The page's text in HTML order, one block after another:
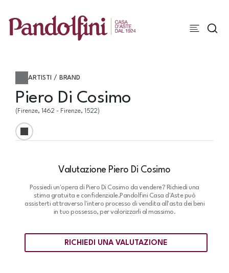
ARTISTI / BRAND
Piero Di Cosimo
(Firenze, 1462 - Firenze, 1522)
Valutazione Piero Di Cosimo
Possiedi un'opera di Piero Di Cosimo da vendere? Richiedi una
stima gratuita e confidenziale.Pandolfini Casa d'Aste può
assisterti attraverso l'intero processo di vendita all'asta dei beni
in tuo possesso, per valorizzarli al massimo.
RICHIEDI UNA VALUTAZIONE